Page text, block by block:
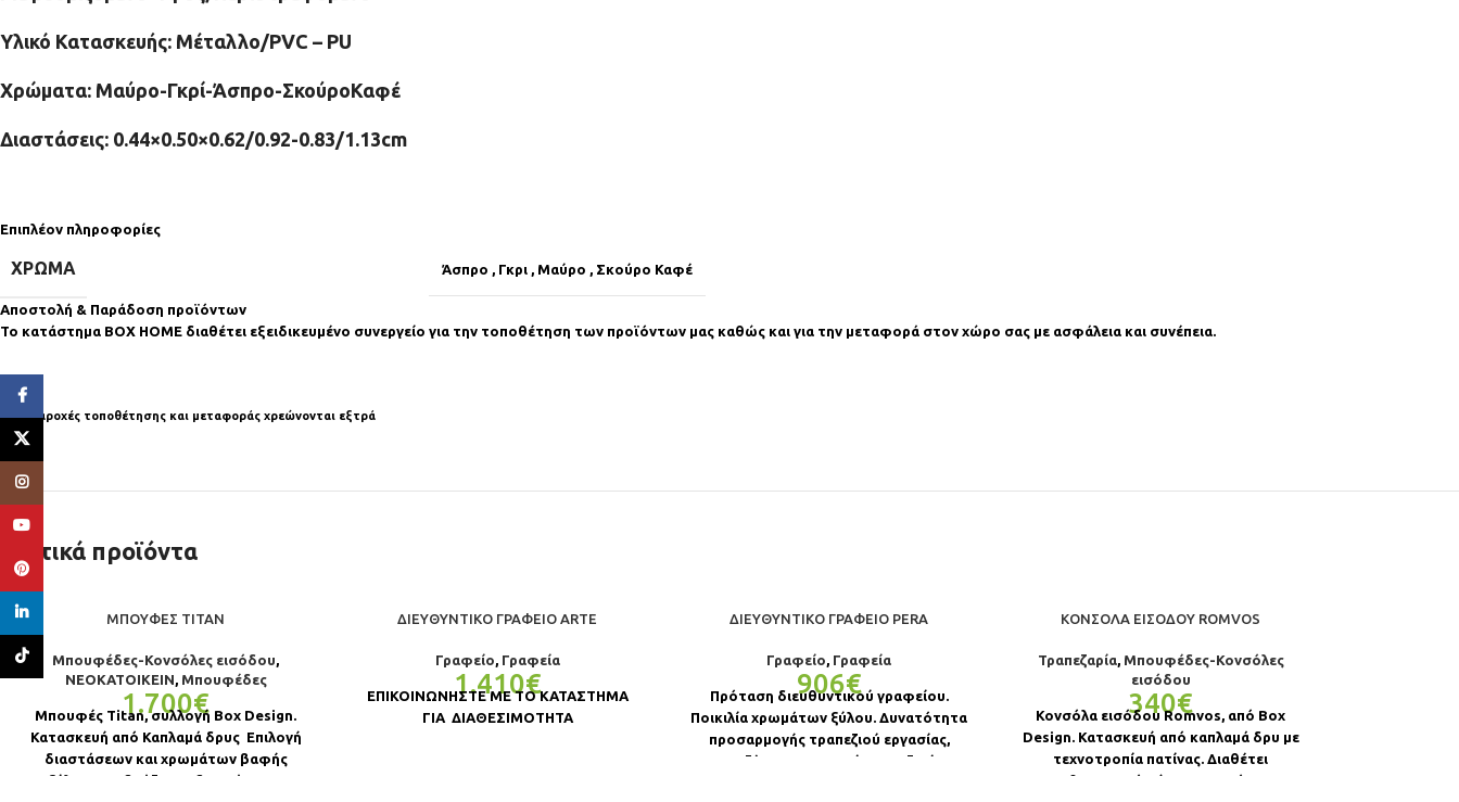
Υλικό Κατασκευής: Μέταλλο/PVC – PU
Χρώματα: Μαύρο-Γκρί-Άσπρο-ΣκούροΚαφέ
Διαστάσεις: 0.44×0.50×0.62/0.92-0.83/1.13cm
Επιπλέον πληροφορίες
ΧΡΏΜΑ Άσπρο Γκρι Μαύρο Σκούρο Καφέ
Αποστολή & Παράδοση προϊόντων
Το κατάστημα BOX HOME διαθέτει εξειδικευμένο συνεργείο για την τοποθέτηση των προϊόντων μας καθώς και για την μεταφορά στον χώρο σας με ασφάλεια και συνέπεια.
* Οι παροχές τοποθέτησης και μεταφοράς χρεώνονται εξτρά
Σχετικά προϊόντα
ΜΠΟΥΦΈΣ TITAN
Μπουφέδες-Κονσόλες εισόδου,
ΝΕΟΚΑΤΟΙΚΕΙΝ, Μπουφέδες
1.700€
Μπουφές Titan, συλλογή Box Design.
Κατασκευή από Καπλαμά δρυς Επιλογή
διαστάσεων και χρωμάτων βαφής
ξύλου. Συνδυάζεται ιδανικά με το
ΔΙΕΥΘΥΝΤΙΚΌ ΓΡΑΦΕΊΟ ARTE
Γραφείο, Γραφεία
1.410€
ΕΠΙΚΟΙΝΩΝΗΣΤΕ ΜΕ ΤΟ ΚΑΤΑΣΤΗΜΑ
ΓΙΑ ΔΙΑΘΕΣΙΜΟΤΗΤΑ
ΔΙΕΥΘΥΝΤΙΚΌ ΓΡΑΦΕΊΟ PERA
Γραφείο, Γραφεία
906€
Πρόταση διευθυντικού γραφείου.
Ποικιλία χρωμάτων ξύλου. Δυνατότητα
προσαρμογής τραπεζιού εργασίας,
εταζέρας και μικρού τραπεζιού.
ΚΟΝΣΌΛΑ ΕΙΣΌΔΟΥ ROMVOS
Τραπεζαρία, Μπουφέδες-Κονσόλες
εισόδου
340€
Κονσόλα εισόδου Romvos, από Box
Design. Κατασκευή από καπλαμά δρυ με
τεχνοτροπία πατίνας. Διαθέτει
αποθηκευτικό χώρο. Δυνατότητα
Pinterest
TikTok